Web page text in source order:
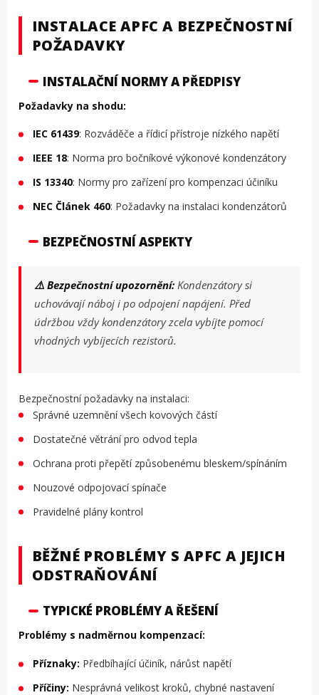
INSTALACE APFC A BEZPEČNOSTNÍ
POŽADAVKY
INSTALAČNÍ NORMY A PŘEDPISY
Požadavky na shodu:
IEC 61439: Rozváděče a řídicí přístroje nízkého napětí
IEEE 18: Norma pro bočníkové výkonové kondenzátory
IS 13340: Normy pro zařízení pro kompenzaci účiníku
NEC Článek 460: Požadavky na instalaci kondenzátorů
BEZPEČNOSTNÍ ASPEKTY
⚠️ Bezpečnostní upozornění:Kondenzátory si
uchovávají náboj i po odpojení napájení. Před
údržbou vždy kondenzátory zcela vybíjte pomocí
vhodných vybíjecích rezistorů.
Bezpečnostní požadavky na instalaci:
Správné uzemnění všech kovových částí
Dostatečné větrání pro odvod tepla
Ochrana proti přepětí způsobenému bleskem/spínáním
Nouzové odpojovací spínače
Pravidelné plány kontrol
BĚŽNÉ PROBLÉMY S APFC A JEJICH
ODSTRAŇOVÁNÍ
TYPICKÉ PROBLÉMY A ŘEŠENÍ
Problémy s nadměrnou kompenzací:
Příznaky: Předbíhající účiník, nárůst napětí
Příčiny: Nesprávná velikost kroků, chybné nastavení